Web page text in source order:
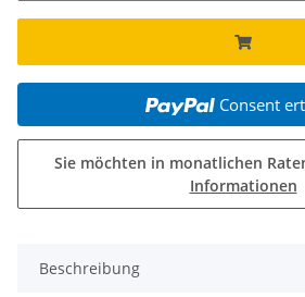
Consent
Sie möchten in monatlichen
Informationen
Beschreibung